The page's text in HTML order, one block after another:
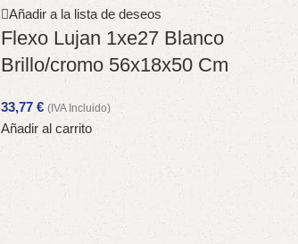
Añadir a la lista de deseos
Flexo Lujan 1xe27 Blanco
Brillo/cromo 56x18x50 Cm
33,77 € (IVA Incluido)
Añadir al carrito